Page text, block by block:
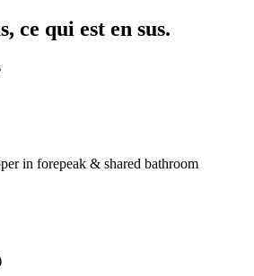
ce qui est en sus.
in forepeak & shared bathroom